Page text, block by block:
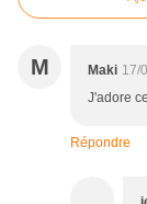
M Maki 17/
J'adore
Répondre